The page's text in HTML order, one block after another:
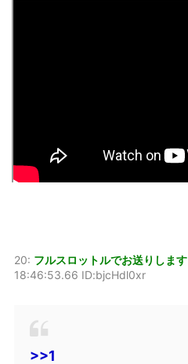
20: フルスロットルでお送りします
18:46:53.66 ID:bjcHdl0xr
>>1